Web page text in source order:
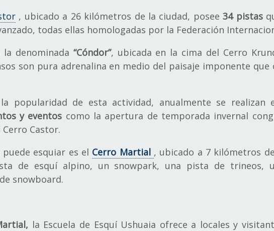
, ubicado a 26 kilómetros de la ciudad, posee34 pistas
todas ellas homologadas por la Federación
denominada “Cóndor”, ubicada en la cima del Cerro
son pura adrenalina en medio del paisaje imponente
popularidad de esta actividad, anualmente se realizan
y eventos como la apertura de temporada invernal
Castor.
esquiar es el Cerro Martial , ubicado a 7 kilómetros
de esquí alpino, un snowpark, una pista de trineos,
snowboard.
la Escuela de Esquí Ushuaia ofrece a locales y